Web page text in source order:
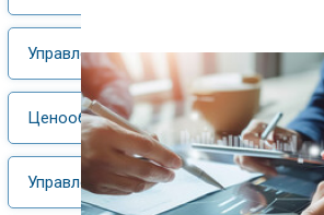
Управление затратами
Ценообразование
Управление материальными ресурсами